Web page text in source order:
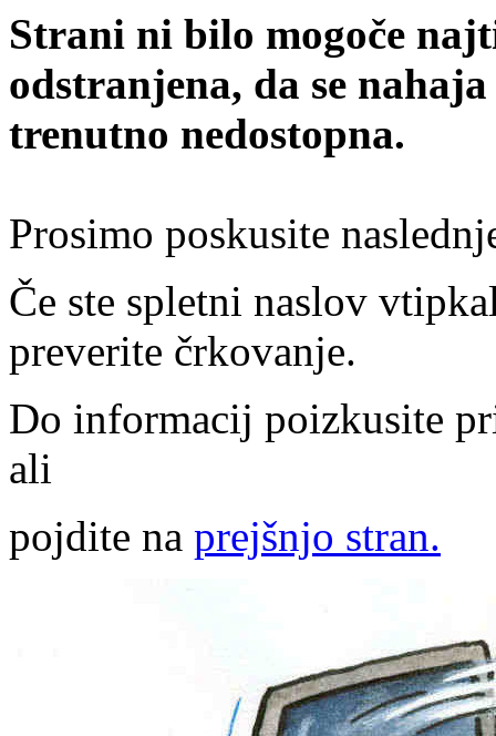
Strani ni bilo mogoče
odstranjena, da se
trenutno nedostopna.
Prosimo poskusite
Če ste spletni naslov
preverite črkovanje.
Do informacij poizkusite
ali
pojdite na prejšnjo stran.